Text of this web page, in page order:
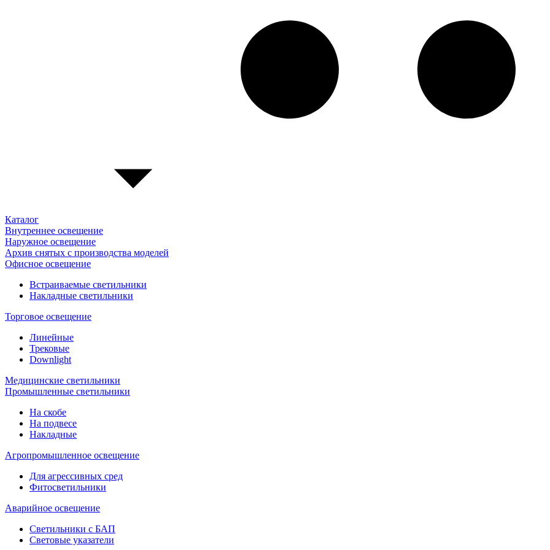
Каталог
Внутреннее освещение
Наружное освещение
Архив снятых с производства моделей
Офисное освещение
Встраиваемые светильники
Накладные светильники
Торговое освещение
Линейные
Трековые
Downlight
Медицинские светильники
Промышленные светильники
На скобе
На подвесе
Накладные
Агропромышленное освещение
Для агрессивных сред
Фитосветильники
Аварийное освещение
Светильники с БАП
Световые указатели